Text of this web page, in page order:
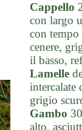
Cappello
con largo
con
cenere,
il basso,
Lamelle
intercalate
grigio
Gambo
alto,